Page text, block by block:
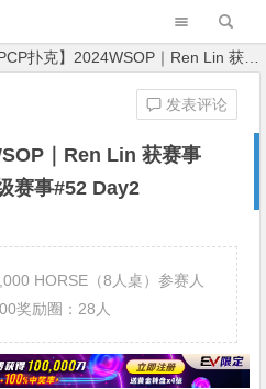
扑克】2024WSOP｜Ren Lin 获赛事#50第3名 张阳深码晋级赛事#52 Day2
｜Ren Lin 获赛事
赛事#52 Day2
发表评论
HORSE（8人桌）参赛人
奖励圈：28人